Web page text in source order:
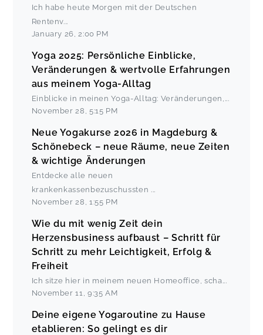
Ich habe heute Morgen mit der Deutschen
Rentenv...
January 26 2:00 PM
Yoga 2025: Persönliche Einblicke,
Veränderungen & wertvolle Erfahrungen
aus meinem Yoga-Alltag
Einblicke in meinen Yoga-Alltag: Veränderungen, ...
November 28 5:15 PM
Neue Yogakurse 2026 in Magdeburg &
Schönebeck – neue Räume, neue Zeiten
& wichtige Änderungen
Entdecke alle neuen
krankenkassenbezuschussten ...
November 28 1:55 PM
Wie du mit wenig Zeit dein
Herzensbusiness aufbaust – Schritt für
Schritt zu mehr Leichtigkeit, Erfolg &
Freiheit
Ich sitze hier in meinem neuen Homeoffice, scha ...
November 11
9:35 AM
Deine eigene Yogaroutine zu Hause
etablieren: So gelingt es dir